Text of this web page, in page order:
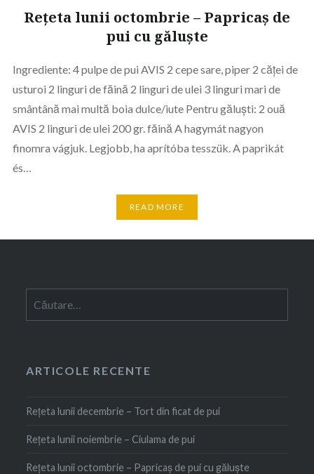
Rețeta lunii octombrie – Papricaș de
pui cu găluște
Ingrediente: 4 pulpe de pui AVIS 2 cepe sare, piper 2 căţei de
usturoi 2 linguri de făină 2 linguri de ulei 3 linguri mari de
smântână mai multă boia dulce/iute Pentru găluşti: 2 ouă
AVIS 2 linguri de ulei 200 gr. făină A hagymát nagyon
finomra vágjuk. Legjobb, ha aprítóba tesszük. A paprikát
és…
READ MORE
după:
ARTICOLE RECENTE
Rețeta lunii decembrie – Tort din ficat de pui
Rețeta lunii noiembrie – Ciulama de pui
Rețeta lunii octombrie – Papricaș de pui cu găluște